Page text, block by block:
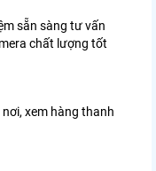
sẵn sàng tư vấn
chất lượng tốt
xem hàng thanh